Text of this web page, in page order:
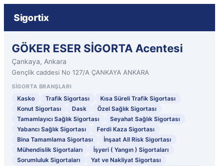
Sigortix
GÖKER ESER SİGORTA Acentesi
Çankaya, Ankara
Gençlik caddesi No 127/A ÇANKAYA ANKARA
SIGORTA BRANŞLARI
Kasko Trafik Sigortası
Kısa Süreli Trafik Sigortası
Konut Sigortası
Dask
Özel Sağlık Sigortası
Tamamlayıcı Sağlık Sigortası
Seyahat Sağlık Sigortası
Yabancı Sağlık Sigortası
Ferdi Kaza Sigortası
Bina Tamamlama Sigortası
İnşaat All Risk Sigortası
Mühendislik Sigortaları
İşyeri ( Yangın ) Sigortaları
Sorumluluk Sigortaları
Yat ve Nakliyat Sigortası